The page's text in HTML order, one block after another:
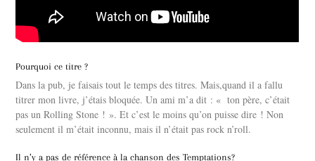
Pourquoi ce titre ?
Dans la pub, je faisais tout le temps des titres. Mais,quand il a fallu
titrer mon livre, j’étais bloquée. Un ami m’a dit : « ton père, c’était
pas un Rolling Stone ! ». Et c’est le moins qu’on puisse dire ! Non
seulement il m’était inconnu, mais il n’était pas rock n’roll.
Il n’y a pas de référence à la chanson des Temptations?